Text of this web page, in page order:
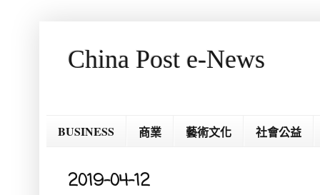
China Post e-News
BUSINESS 商業 藝術文化 社會公益
2019-04-12